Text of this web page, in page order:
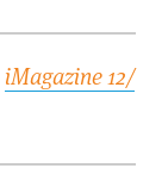
iMagazine 12/